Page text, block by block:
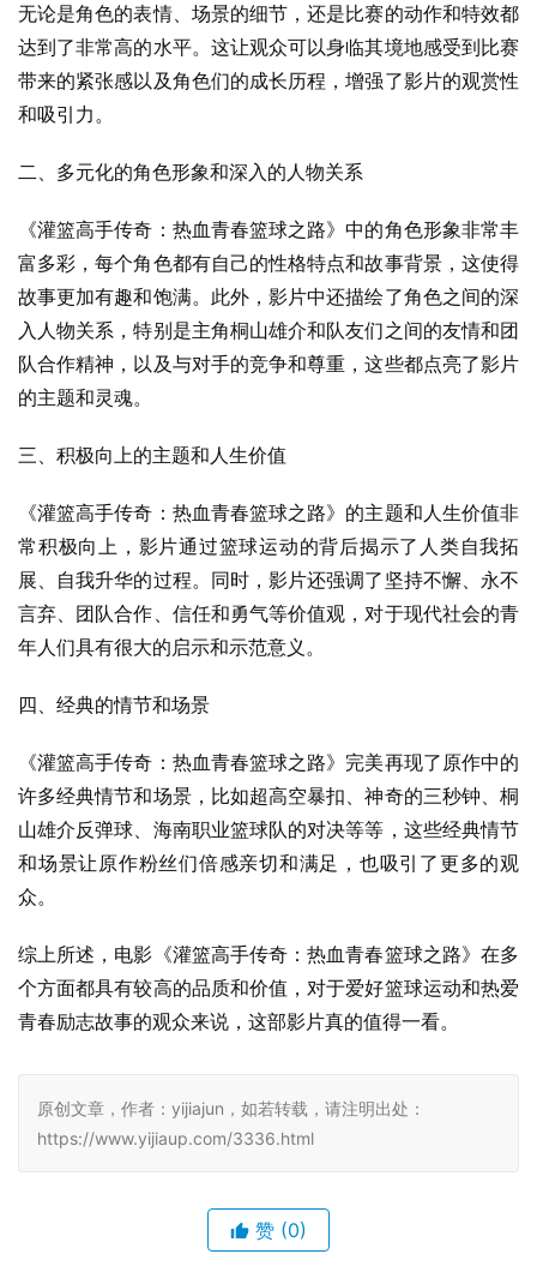
无论是角色的表情、场景的细节，还是比赛的动作和特效都
达到了非常高的水平。这让观众可以身临其境地感受到比赛
带来的紧张感以及角色们的成长历程，增强了影片的观赏性
和吸引力。
二、多元化的角色形象和深入的人物关系
《灌篮高手传奇：热血青春篮球之路》中的角色形象非常丰
富多彩，每个角色都有自己的性格特点和故事背景，这使得
故事更加有趣和饱满。此外，影片中还描绘了角色之间的深
入人物关系，特别是主角桐山雄介和队友们之间的友情和团
队合作精神，以及与对手的竞争和尊重，这些都点亮了影片
的主题和灵魂。
三、积极向上的主题和人生价值
《灌篮高手传奇：热血青春篮球之路》的主题和人生价值非
常积极向上，影片通过篮球运动的背后揭示了人类自我拓
展、自我升华的过程。同时，影片还强调了坚持不懈、永不
言弃、团队合作、信任和勇气等价值观，对于现代社会的青
年人们具有很大的启示和示范意义。
四、经典的情节和场景
《灌篮高手传奇：热血青春篮球之路》完美再现了原作中的
许多经典情节和场景，比如超高空暴扣、神奇的三秒钟、桐
山雄介反弹球、海南职业篮球队的对决等等，这些经典情节
和场景让原作粉丝们倍感亲切和满足，也吸引了更多的观
众。
综上所述，电影《灌篮高手传奇：热血青春篮球之路》在多
个方面都具有较高的品质和价值，对于爱好篮球运动和热爱
青春励志故事的观众来说，这部影片真的值得一看。
原创文章，作者：yijiajun，如若转载，请注明出处：
https://www.yijiaup.com/3336.html
赞 (0)